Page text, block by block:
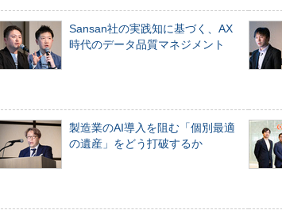
Sansan社の実践知に基づく、AX
時代のデータ品質マネジメント
製造業のAI導入を阻む「個別最適
の遺産」をどう打破するか